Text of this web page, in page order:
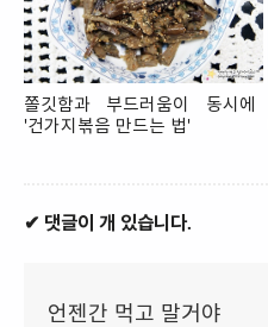
쫄깃함과 부드러움이 동시에
'건가지볶음 만드는 법'
✔ 댓글이 개 있습니다.
언젠간 먹고 말거야